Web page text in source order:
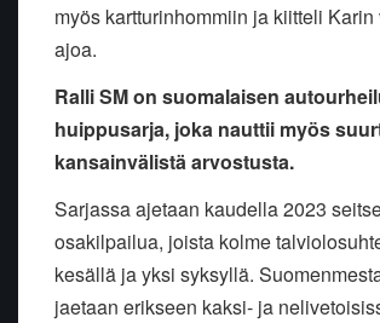
myös kartturinhommiin ja kiitteli
ajoa.
Ralli SM on suomalaisen
huippusarja, joka nauttii myös
kansainvälistä arvostusta.
Sarjassa ajetaan kaudella 2023
osakilpailua, joista kolme
kesällä ja yksi syksyllä.
jaetaan erikseen kaksi- ja